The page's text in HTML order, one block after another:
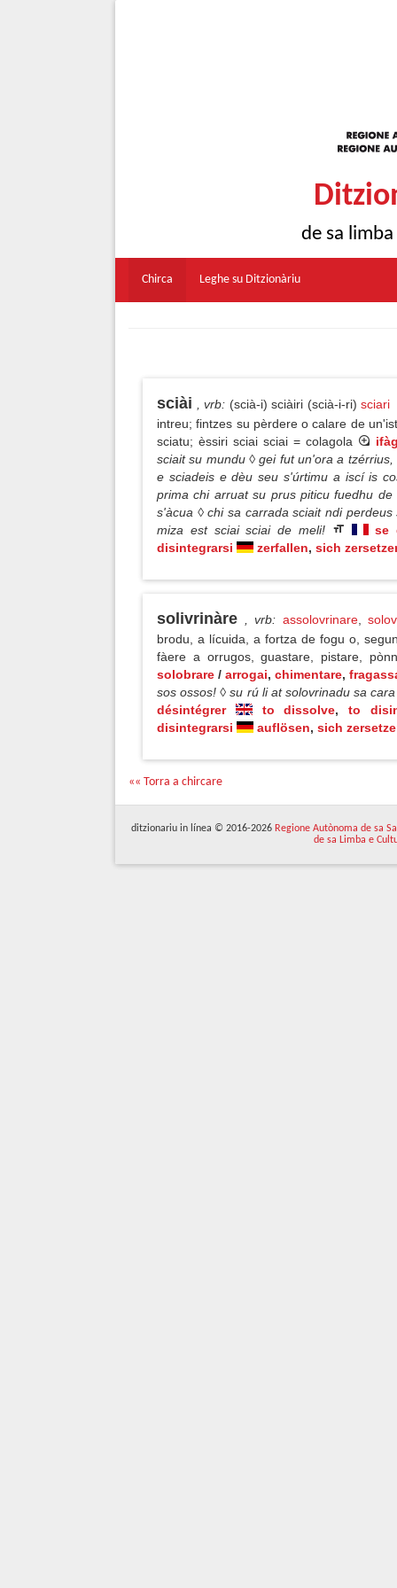
de sa
Chirca Leghe su Ditzionàriu
sciài , vrb: (scià-i) sciàiri (scià-i-ri)sciari
intreu; fintzes su pèrdere o calare de
sciatu; èssiri sciai sciai = colagola
sciait su mundu ◊ gei fut un'ora a
e sciadeis e dèu seu s'úrtimu a iscí is
prima chi arruat su prus piticu fuedhu
s'àcua ◊ chi sa carrada sciait ndi
miza est sciai sciai de meli!
se
disintegrarsi
zerfallen, sich
solivrinàre , vrb: assolovrinare,
brodu, a lícuida, a fortza de fogu o,
fàere a orrugos, guastare, pistare,
solobrare / arrogai, chimentare,
sos ossos! ◊ su rú li at solovrinadu sa
désintégrer
to dissolve,
to
disintegrarsi
auflösen, sich
«« Torra a chircare
ditzionariu in línea © 2016-2026 Regione Autònoma de sa
de sa Limba e